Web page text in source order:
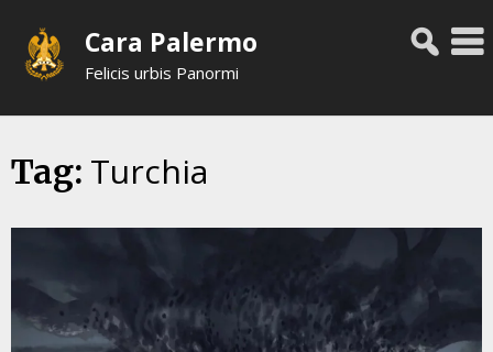
content
Cara Palermo
Felicis urbis Panormi
Tag: Turchia